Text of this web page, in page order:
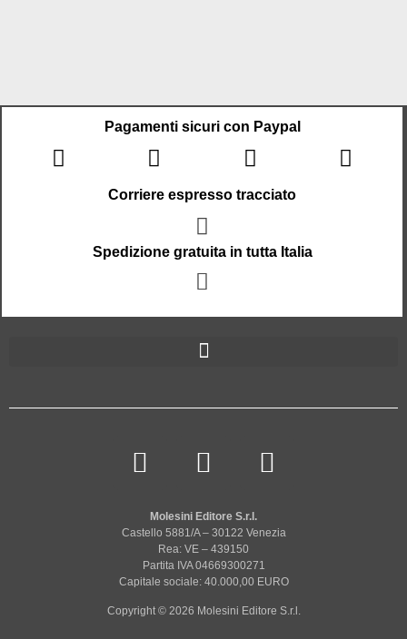
Pagamenti sicuri con Paypal
Corriere espresso tracciato
Spedizione gratuita in tutta Italia
Molesini Editore S.r.l.
Castello 5881/A – 30122 Venezia
Rea: VE – 439150
Partita IVA 04669300271
Capitale sociale: 40.000,00 EURO
Copyright © 2026 Molesini Editore S.r.l.